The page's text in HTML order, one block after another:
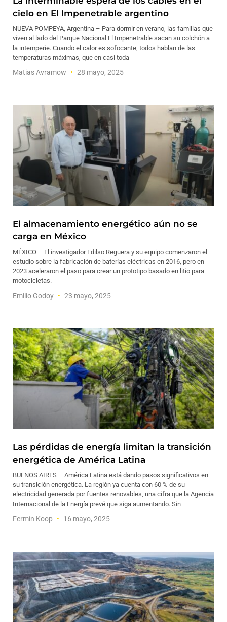
cielo en El Impenetrable argentino
NUEVA POMPEYA, Argentina – Para dormir en verano, las familias que
viven al lado del Parque Nacional El Impenetrable sacan su colchón a
la intemperie. Cuando el calor es sofocante, todos hablan de las
temperaturas máximas, que en casi toda
Matias Avramow 28 mayo, 2025
El almacenamiento energético aún no se
carga en México
MÉXICO – El investigador Edilso Reguera y su equipo comenzaron el
estudio sobre la fabricación de baterías eléctricas en 2016, pero en
2023 aceleraron el paso para crear un prototipo basado en litio para
motocicletas.
Emilio Godoy 23 mayo, 2025
Las pérdidas de energía limitan la transición
energética de América Latina
BUENOS AIRES – América Latina está dando pasos significativos en
su transición energética. La región ya cuenta con 60 % de su
electricidad generada por fuentes renovables, una cifra que la Agencia
Internacional de la Energía prevé que siga aumentando. Sin
Fermín Koop 16 mayo, 2025